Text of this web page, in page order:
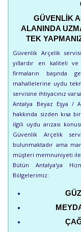
GÜVENLIK
ALANINDA
TEK
Güvenlik Arçelik
yıllardır en kaliteli
firmaların başında
mahallelerine uydu
servisine ihtiyacınız
Antalya Beyaz Eşya /
hakkında sizden kısa
ilgili uydu arızası
Güvenlik Arçelik
bulunmaktadır ama
müşteri memnuniyeti
Bütün Antalya'ya
Bölgelerimiz: